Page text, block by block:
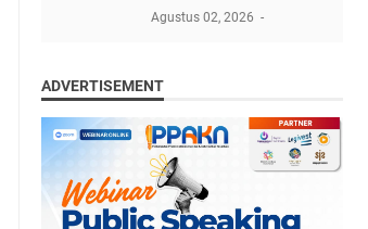
Agustus 02, 2026
ADVERTISEMENT